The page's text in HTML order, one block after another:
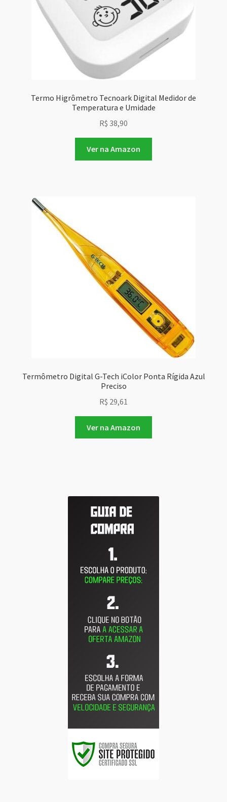
Termo Higrômetro Tecnoark Digital Medidor de
Temperatura e Umidade
R$ 38,90
Ver na Amazon
Termômetro Digital G-Tech iColor Ponta Rígida Azul
Preciso
R$ 29,61
Ver na Amazon